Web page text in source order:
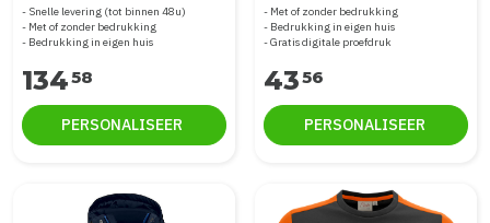
Snelle levering (tot binnen 48u)
Met of zonder bedrukking
Bedrukking in eigen huis
13458
PERSONALISEER
Met of zonder bedrukking
Bedrukking in eigen huis
Gratis digitale proefdruk
4356
PERSONALISEER